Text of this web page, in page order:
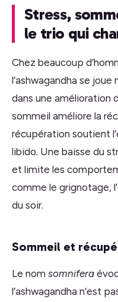
Stress,
le trio qui
Chez beaucoup
l’ashwagandha se
dans une amélioration
sommeil améliore la
récupération soutient
libido. Une baisse du
et limite les
comme le grignotage,
du soir.
Sommeil et
Le nom somnifera
l’ashwagandha n’est